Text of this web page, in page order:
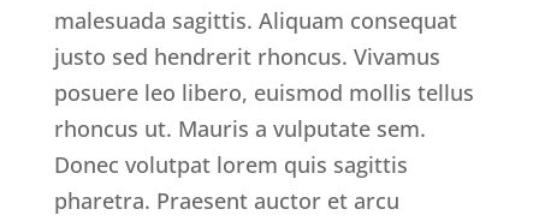
malesuada sagittis. Aliquam consequat
justo sed hendrerit rhoncus. Vivamus
posuere leo libero, euismod mollis tellus
rhoncus ut. Mauris a vulputate sem.
Donec volutpat lorem quis sagittis
pharetra. Praesent auctor et arcu